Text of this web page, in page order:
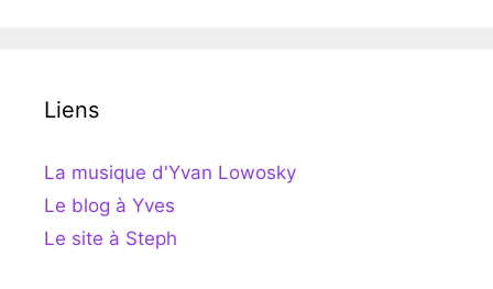
Liens
La musique d'Yvan Lowosky
Le blog à Yves
Le site à Steph